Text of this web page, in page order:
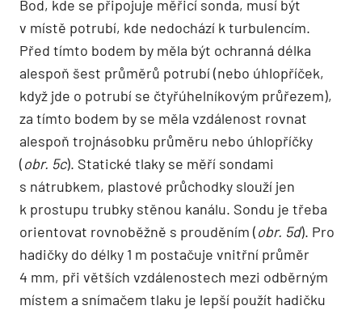
Bod, kde se připojuje měřicí sonda, musí být
v místě potrubí, kde nedochází k turbulencím.
Před tímto bodem by měla být ochranná délka
alespoň šest průměrů potrubí (nebo úhlopříček,
když jde o potrubí se čtyřúhelníkovým průřezem),
za tímto bodem by se měla vzdálenost rovnat
alespoň trojnásobku průměru nebo úhlopříčky
(obr. 5c). Statické tlaky se měří sondami
s nátrubkem, plastové průchodky slouží jen
k prostupu trubky stěnou kanálu. Sondu je třeba
orientovat rovnoběžně s prouděním (obr. 5d). Pro
hadičky do délky 1 m postačuje vnitřní průměr
4 mm, při větších vzdálenostech mezi odběrným
místem a snímačem tlaku je lepší použít hadičku